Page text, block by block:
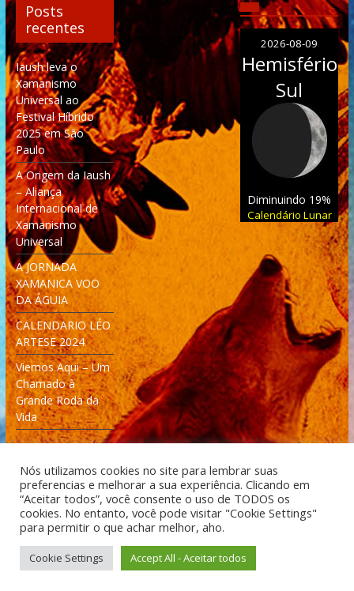
Posts
recentes
Iaush leva o
Xamanismo
Universal ao
Festival Híbrido
2025 em São
Paulo
A Origem da Iaush
– Aliança
Internacional de
Xamanismo
Universal
A JORNADA
XAMANICA VOO
DA ÁGUIA
CALENDARIO LÉO
ARTESE 2024
Viemos Aqui – Um
Chamado à
Grande Roda da
Vida
2026-08-09
Hemisfério
Sul
Diminuindo 19%
Calendário Lunar
Desenvolvido: Moleculas4D - Engenharia Espacial e
Tecnologia [moleculas4d.com.br]
Nós utilizamos cookies no site para lembrar suas
preferencias e melhorar a sua experiência. Clicando em
“Aceitar todos”, você consente o uso de TODOS os
cookies. No entanto, você pode visitar "Cookie Settings"
para permitir o que achar melhor, aho.
Cookie Settings Accept All - Aceitar todos